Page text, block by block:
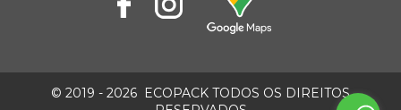
© 2019 - 2026 ECOPACK TODOS OS DIREITOS